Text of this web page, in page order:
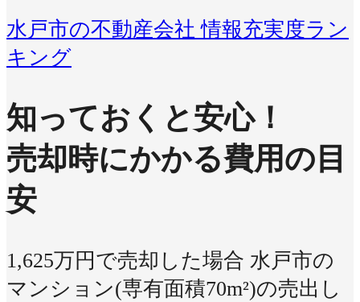
水戸市の不動産会社 情報充実度ラン
キング
知っておくと安心！
売却時にかかる費用の目
安
1,625万円で売却した場合 水戸市の
マンション(専有面積70m²)の売出し